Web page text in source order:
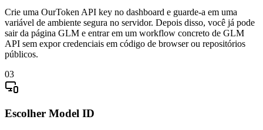
Crie uma OurToken API key no dashboard e guarde-a em uma
variável de ambiente segura no servidor. Depois disso, você já pode
sair da página GLM e entrar em um workflow concreto de GLM
API sem expor credenciais em código de browser ou repositórios
públicos.
03
Escolher Model ID